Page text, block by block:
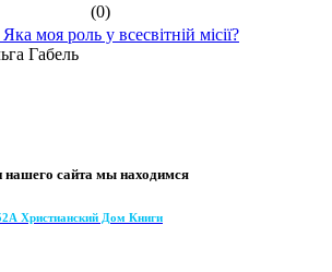
(0)
моя роль у всесвітній місії?
Габель
нашего сайта мы находимся
Христианский Дом Книги